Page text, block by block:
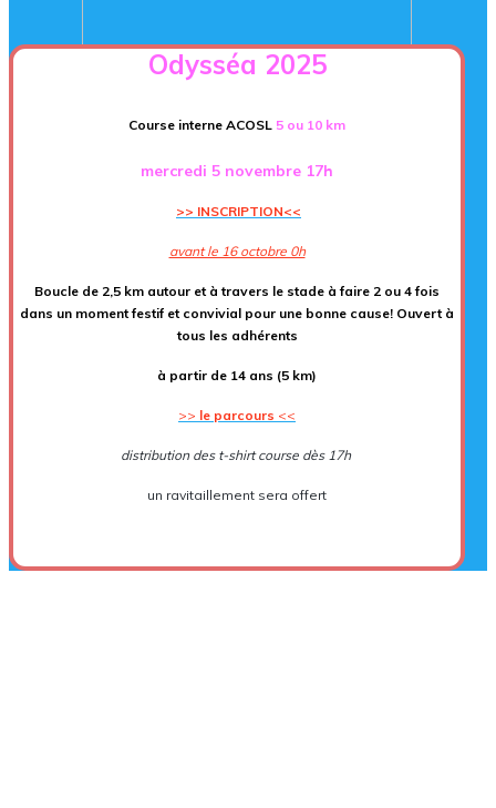
Odysséa 2025
Course interne ACOSL 5 ou 10 km
mercredi 5 novembre 17h
>> INSCRIPTION<<
avant le 16 octobre 0h
Boucle de 2,5 km autour et à travers le stade à faire 2 ou 4 fois
dans un moment festif et convivial pour une bonne cause! Ouvert à
tous les adhérents
à partir de 14 ans (5 km)
>> le parcours <<
distribution des t-shirt course dès 17h
un ravitaillement sera offert